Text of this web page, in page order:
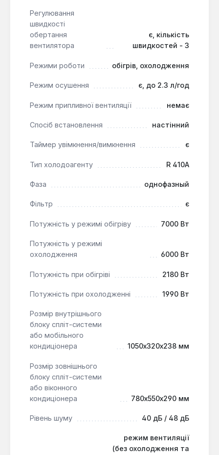
регулювання температури та висока якість
повітря. Він може працювати в режимі обігріву при
температурі до -7°С. Максимальна довжина
комунікацій до 20 м забезпечує гнучкість при
TCTC.
Регулювання
швидкості
обертання
вентилятора
є, кількість
швидкостей - 3
Режими роботи обігрів, охолодження
Режим осушення є, до 2.3 л/год
Режим припливної вентиляції немає
Спосіб встановлення настінний
Таймер увімкнення/вимкнення є
Тип холодоагенту R 410A
Фаза однофазный
Фільтр є
Потужність у режимі обігріву 7000 Вт
Потужність у режимі
охолодження
6000 Вт
Потужність при обігріві 2180 Вт
Потужність при охолодженні 1990 Вт
Розмір внутрішнього
блоку спліт-системи
або мобільного
кондиціонера
1050x320x238 мм
Розмір зовнішнього
блоку спліт-системи
або віконного
кондиціонера
780x550x290 мм
Рівень шуму 40 дБ / 48 дБ
режим вентиляції
(без охолодження та